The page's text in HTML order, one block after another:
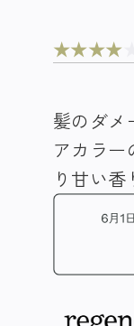
★★★★
髪のダメ
アカラー
り甘い香